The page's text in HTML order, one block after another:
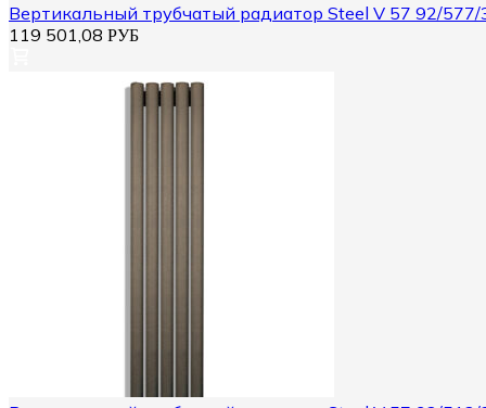
Вертикальный трубчатый радиатор Steel V 57 92/
119 501,08 РУБ